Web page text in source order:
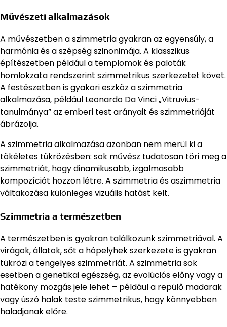
Művészeti alkalmazások
A művészetben a szimmetria gyakran az egyensúly, a
harmónia és a szépség szinonimája. A klasszikus
építészetben például a templomok és paloták
homlokzata rendszerint szimmetrikus szerkezetet követ.
A festészetben is gyakori eszköz a szimmetria
alkalmazása, például Leonardo Da Vinci „Vitruvius-
tanulmánya” az emberi test arányait és szimmetriáját
ábrázolja.
A szimmetria alkalmazása azonban nem merül ki a
tökéletes tükrözésben: sok művész tudatosan töri meg a
szimmetriát, hogy dinamikusabb, izgalmasabb
kompozíciót hozzon létre. A szimmetria és aszimmetria
váltakozása különleges vizuális hatást kelt.
Szimmetria a természetben
A természetben is gyakran találkozunk szimmetriával. A
virágok, állatok, sőt a hópelyhek szerkezete is gyakran
tükrözi a tengelyes szimmetriát. A szimmetria sok
esetben a genetikai egészség, az evolúciós előny vagy a
hatékony mozgás jele lehet – például a repülő madarak
vagy úszó halak teste szimmetrikus, hogy könnyebben
haladjanak előre.